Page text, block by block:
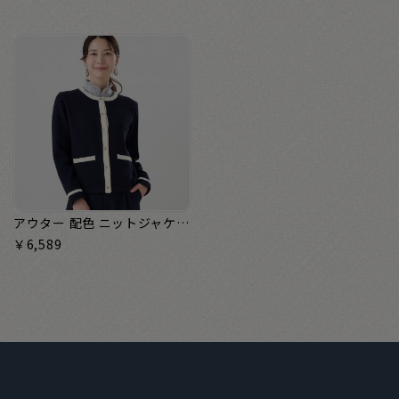
アウター 配色 ニットジャケット レディース
￥6,589